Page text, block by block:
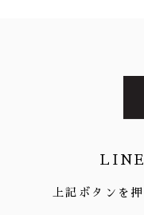
上記ボタンを